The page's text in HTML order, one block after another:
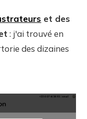
et des
: j'ai trouvé en
des dizaines